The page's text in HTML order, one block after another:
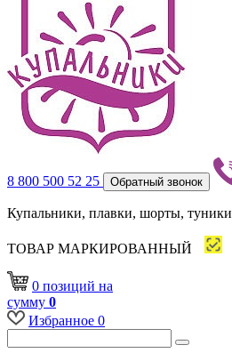
8 800 500 52 25 Обратный звонок
Купальники, плавки, шорты, туники
ТОВАР МАРКИРОВАННЫЙ
0 позиций на
сумму 0
Избранное 0